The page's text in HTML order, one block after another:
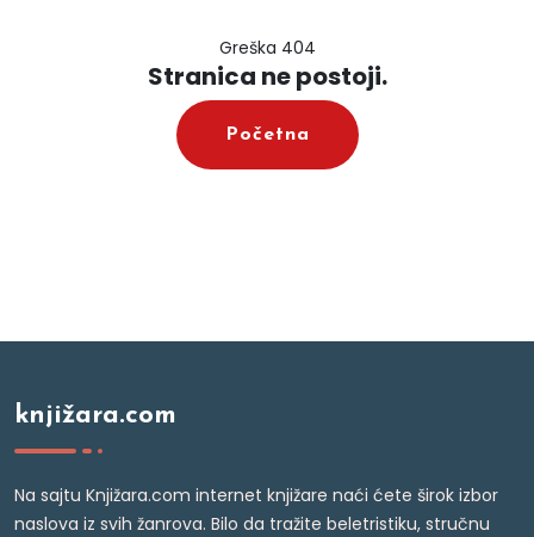
Greška 404
Stranica ne postoji.
Početna
knjižara.com
Na sajtu Knjižara.com internet knjižare naći ćete širok izbor
naslova iz svih žanrova. Bilo da tražite beletristiku, stručnu